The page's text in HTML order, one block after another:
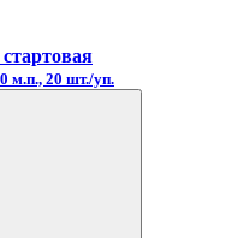
м.п., 20 шт./уп.